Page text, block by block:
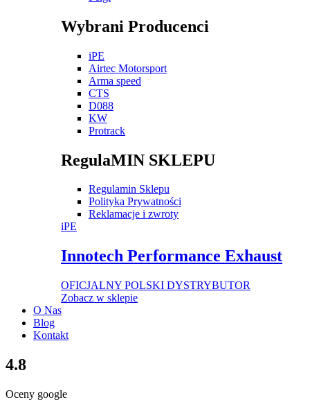
Wybrani Producenci
iPE
Airtec Motorsport
Arma speed
CTS
D088
KW
Protrack
RegulaMIN SKLEPU
Regulamin Sklepu
Polityka Prywatności
Reklamacje i zwroty
iPE
Innotech Performance Exhaust
OFICJALNY POLSKI DYSTRYBUTOR
Zobacz w sklepie
O Nas
Blog
Kontakt
4.8
Oceny google